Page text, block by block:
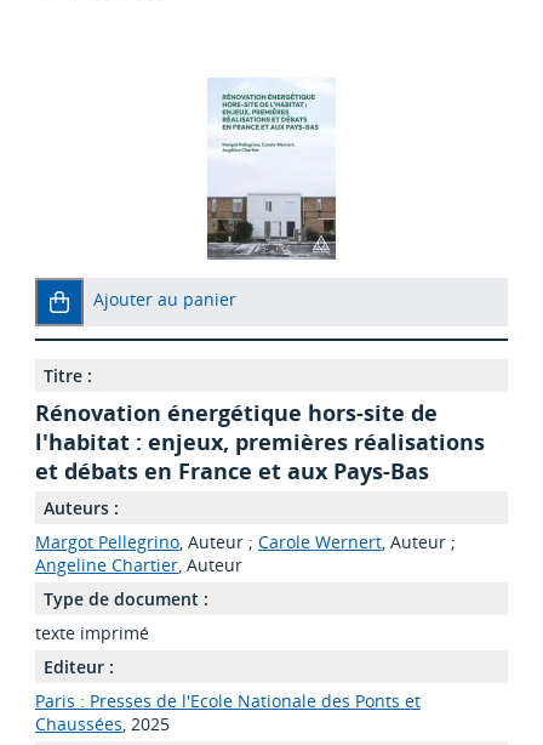
Ajouter au panier
Titre :
Rénovation énergétique hors-site de
l'habitat : enjeux, premières réalisations
et débats en France et aux Pays-Bas
Auteurs :
Margot Pellegrino, Auteur ; Carole Wernert, Auteur ;
Angeline Chartier, Auteur
Type de document :
texte imprimé
Editeur :
Paris : Presses de l'Ecole Nationale des Ponts et
Chaussées, 2025